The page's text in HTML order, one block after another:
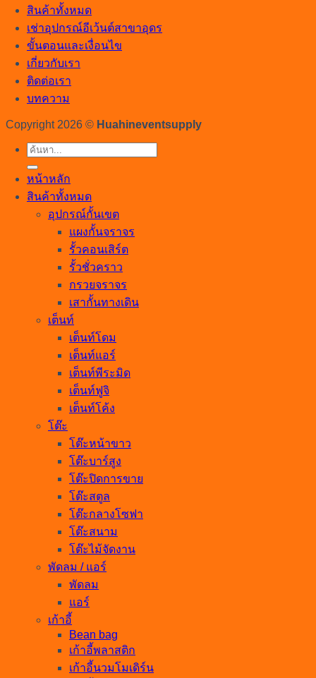
สินค้าทั้งหมด
เช่าอุปกรณ์อีเว้นต์สาขาอุดร
ขั้นตอนและเงื่อนไข
เกี่ยวกับเรา
ติดต่อเรา
บทความ
Copyright 2026 © Huahineventsupply
ค้นหา:
หน้าหลัก
สินค้าทั้งหมด
อุปกรณ์กั้นเขต
แผงกั้นจราจร
รั้วคอนเสิร์ต
รั้วชั่วคราว
กรวยจราจร
เสากั้นทางเดิน
เต็นท์
เต็นท์โดม
เต็นท์แอร์
เต็นท์พีระมิด
เต็นท์ฟูจิ
เต็นท์โค้ง
โต๊ะ
โต๊ะหน้าขาว
โต๊ะบาร์สูง
โต๊ะปิดการขาย
โต๊ะสตูล
โต๊ะกลางโซฟา
โต๊ะสนาม
โต๊ะไม้จัดงาน
พัดลม / แอร์
พัดลม
แอร์
เก้าอี้
Bean bag
เก้าอี้พลาสติก
เก้าอี้นวมโมเดิร์น